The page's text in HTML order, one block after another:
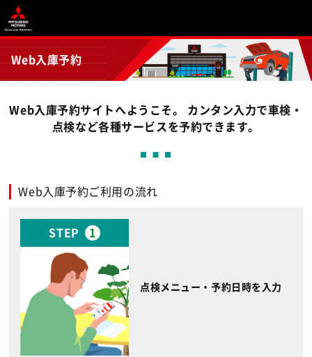
Web入庫予約
Web入庫予約サイトへようこそ。 カンタン入力で車検・
点検など各種サービスを予約できます。
Web入庫予約ご利用の流れ
STEP 1
点検メニュー・予約日時を入力